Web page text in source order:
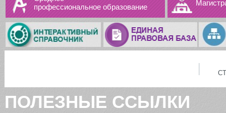
профессиональное образование
ПОЛЕЗНЫЕ ССЫЛКИ